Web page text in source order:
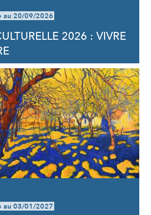
au 20/09/2026
2026 : VIVRE
au 03/01/2027